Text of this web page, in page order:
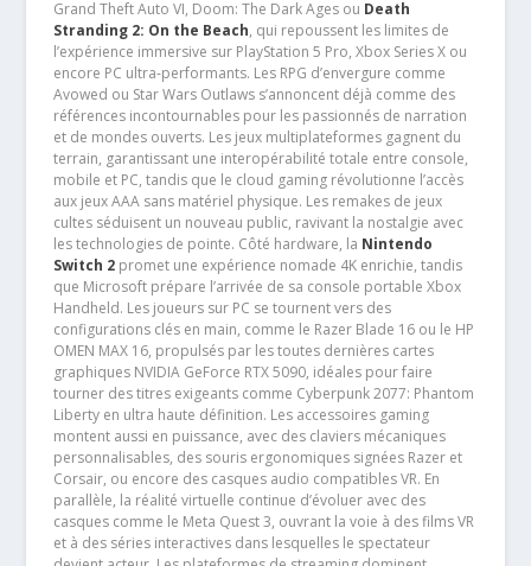
Grand Theft Auto VI, Doom: The Dark Ages ou Death
Stranding 2: On the Beach, qui repoussent les limites de
l’expérience immersive sur PlayStation 5 Pro, Xbox Series X ou
encore PC ultra-performants. Les RPG d’envergure comme
Avowed ou Star Wars Outlaws s’annoncent déjà comme des
références incontournables pour les passionnés de narration
et de mondes ouverts. Les jeux multiplateformes gagnent du
terrain, garantissant une interopérabilité totale entre console,
mobile et PC, tandis que le cloud gaming révolutionne l’accès
aux jeux AAA sans matériel physique. Les remakes de jeux
cultes séduisent un nouveau public, ravivant la nostalgie avec
les technologies de pointe. Côté hardware, la Nintendo
Switch 2promet une expérience nomade 4K enrichie, tandis
que Microsoft prépare l’arrivée de sa console portable Xbox
Handheld. Les joueurs sur PC se tournent vers des
configurations clés en main, comme le Razer Blade 16 ou le HP
OMEN MAX 16, propulsés par les toutes dernières cartes
graphiques NVIDIA GeForce RTX 5090, idéales pour faire
tourner des titres exigeants comme Cyberpunk 2077: Phantom
Liberty en ultra haute définition. Les accessoires gaming
montent aussi en puissance, avec des claviers mécaniques
personnalisables, des souris ergonomiques signées Razer et
Corsair, ou encore des casques audio compatibles VR. En
parallèle, la réalité virtuelle continue d’évoluer avec des
casques comme le Meta Quest 3, ouvrant la voie à des films VR
et à des séries interactives dans lesquelles le spectateur